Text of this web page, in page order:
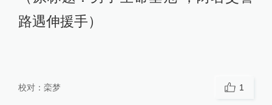
路遇伸援手）
校对： 栾梦 1